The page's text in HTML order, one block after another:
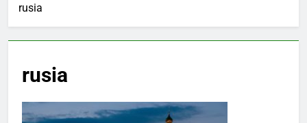
rusia
rusia